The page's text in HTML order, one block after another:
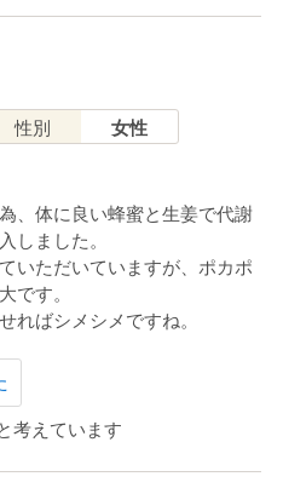
性別 女性
、体に良い蜂蜜と生姜で代謝
しました。
いただいていますが、ポカポ
です。
ればシメシメですね。
考えています